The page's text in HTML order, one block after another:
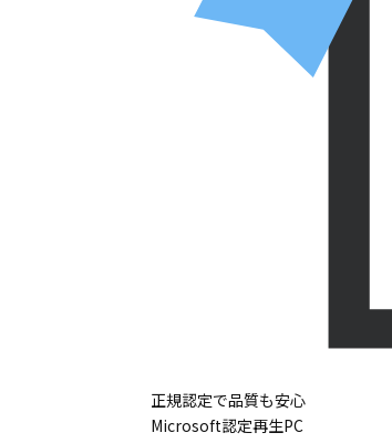
正規認定で品質も安心
Microsoft認定再生PC